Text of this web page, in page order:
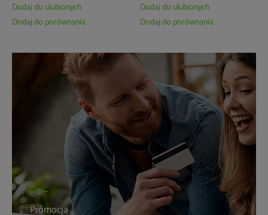
Dodaj do ulubionych
Dodaj do porównania
Dodaj do ulubionych
Dodaj do porównania
Promocja